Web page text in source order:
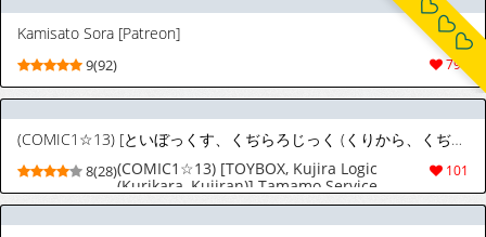
Kamisato Sora [Patreon]
790
9(92)
(COMIC1☆13) [といぼっくす、くぢらろじっく (くりから、くぢらん)] たまも♥サービス (Fate/Grand Order) [英訳]
101
8(28)(COMIC1☆13) [TOYBOX, Kujira Logic
(Kurikara, Kujiran)] Tamamo Service
(Fate/Grand Order) [English] [owphoenix]